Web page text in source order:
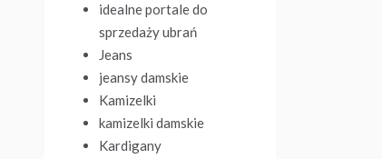
idealne portale do
sprzedaży ubrań
Jeans
jeansy damskie
Kamizelki
kamizelki damskie
Kardigany